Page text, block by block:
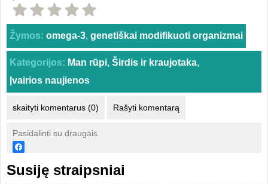
Žymos: omega-3, genetiškai modifikuoti organizmai
Kategorijos: Man rūpi, Širdis ir kraujotaka,
Įvairios naujienos
skaityti komentarus (0) Rašyti komentarą
Pasidalinti su draugais
Susiję straipsniai